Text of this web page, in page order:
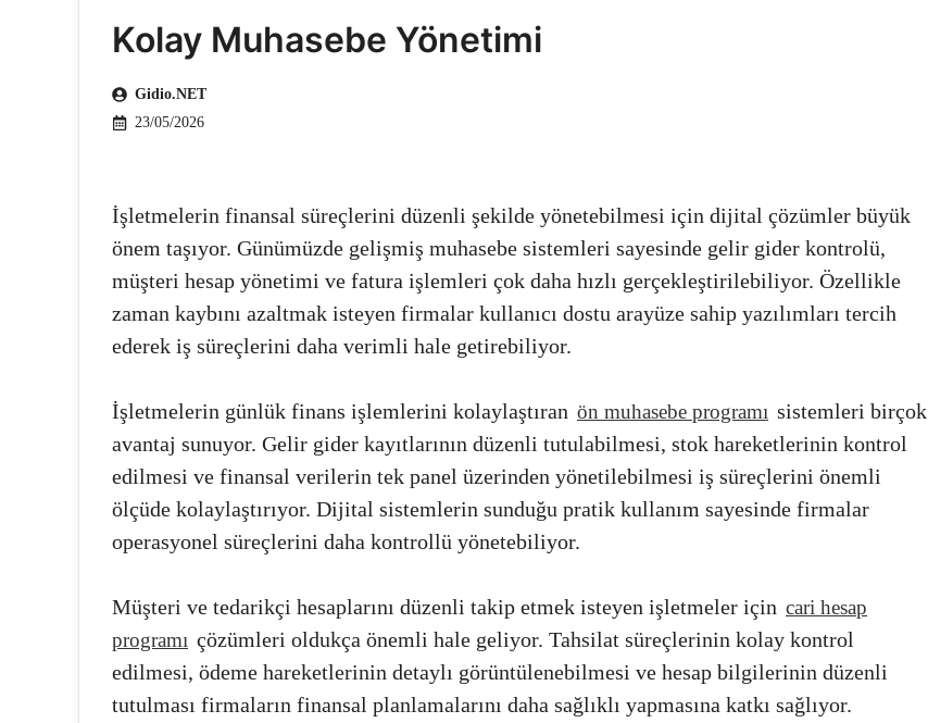
Kolay Muhasebe Yönetimi
Gidio.NET
23/05/2026
İşletmelerin finansal süreçlerini düzenli şekilde yönetebilmesi için dijital çözümler büyük
önem taşıyor. Günümüzde gelişmiş muhasebe sistemleri sayesinde gelir gider kontrolü,
müşteri hesap yönetimi ve fatura işlemleri çok daha hızlı gerçekleştirilebiliyor. Özellikle
zaman kaybını azaltmak isteyen firmalar kullanıcı dostu arayüze sahip yazılımları tercih
ederek iş süreçlerini daha verimli hale getirebiliyor.
İşletmelerin günlük finans işlemlerini kolaylaştıran ön muhasebe programı sistemleri birçok
avantaj sunuyor. Gelir gider kayıtlarının düzenli tutulabilmesi, stok hareketlerinin kontrol
edilmesi ve finansal verilerin tek panel üzerinden yönetilebilmesi iş süreçlerini önemli
ölçüde kolaylaştırıyor. Dijital sistemlerin sunduğu pratik kullanım sayesinde firmalar
operasyonel süreçlerini daha kontrollü yönetebiliyor.
Müşteri ve tedarikçi hesaplarını düzenli takip etmek isteyen işletmeler için cari hesap
programı çözümleri oldukça önemli hale geliyor. Tahsilat süreçlerinin kolay kontrol
edilmesi, ödeme hareketlerinin detaylı görüntülenebilmesi ve hesap bilgilerinin düzenli
tutulması firmaların finansal planlamalarını daha sağlıklı yapmasına katkı sağlıyor.